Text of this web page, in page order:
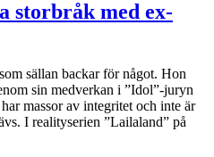
storbråk med ex-
sällan backar för något. Hon
sin medverkan i ”Idol”-juryn
massor av integritet och inte är
I realityserien ”Lailaland” på